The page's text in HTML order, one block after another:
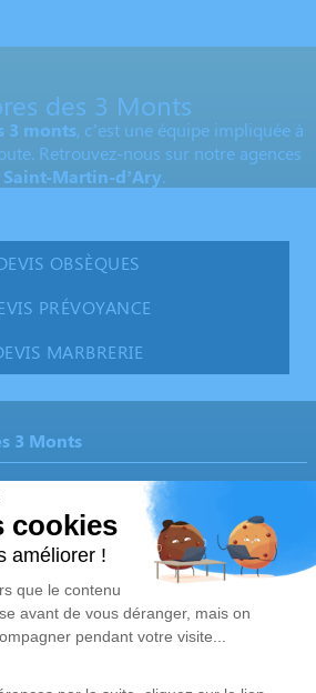
des 3 Monts
3 monts, c’est une équipe impliquée à
Retrouvez-nous sur notre agences
Saint-Martin-d’Ary.
OBSÈQUES
PRÉVOYANCE
MARBRERIE
3 Monts
- Saint-Martin-d'Ary
Liens utiles
Avis de décès
Demande de rendez-vous en